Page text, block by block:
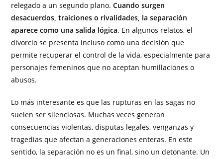
relegado a un segundo plano.Cuando surgen
desacuerdos, traiciones o rivalidades, la separación
aparece como una salida lógica. En algunos relatos, el
divorcio se presenta incluso como una decisión que
permite recuperar el control de la vida, especialmente para
personajes femeninos que no aceptan humillaciones o
abusos.
Lo más interesante es que las rupturas en las sagas no
suelen ser silenciosas. Muchas veces generan
consecuencias violentas, disputas legales, venganzas y
tragedias que afectan a generaciones enteras. En este
sentido, la separación no es un final, sino un detonante. Un